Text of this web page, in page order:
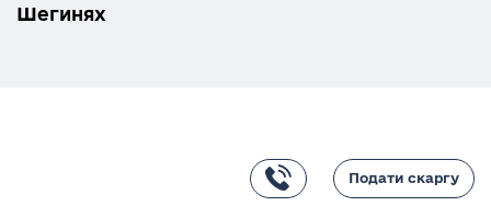
Шегинях
Подати скаргу